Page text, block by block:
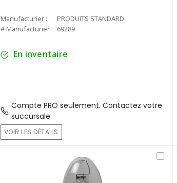
Manufacturier :
PRODUITS STANDARD
# Manufacturier : 69289
En inventaire
Compte PRO seulement. Contactez votre
succursale
VOIR LES DÉTAILS